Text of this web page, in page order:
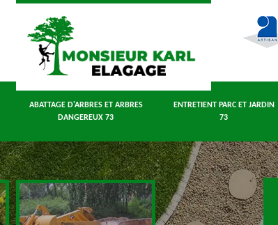
ABATTAGE D'ARBRES ET ARBRES
DANGEREUX 73
ENTRETIENT PARC ET JARDIN
73